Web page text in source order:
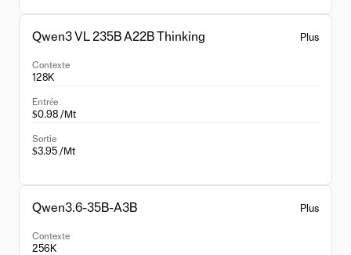
Qwen3 VL 235B A22B Thinking Plus
Contexte
128K
Entrée
$0.98 /Mt
Sortie
$3.95 /Mt
Qwen3.6-35B-A3B Plus
Contexte
256K